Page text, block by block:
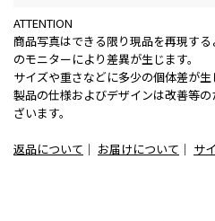
ATTENTION
商品写真はできる限り現品を再現す
のモニターにより差異が生じます。
サイズや重さなどに多少の個体差が生
製品の仕様およびデザインは改善等
ざいます。
返品について ｜ お届けについて ｜ サ